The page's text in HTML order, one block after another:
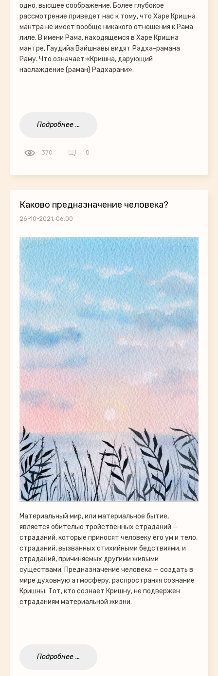
одно, высшее соображение. Более глубокое
рассмотрение приведет нас к тому, что Харе Кришна
мантра не имеет вообще никакого отношения к Рама
лиле. В имени Рама, находящемся в Харе Кришна
мантре, Гаудийа Вайшнавы видят Радха-рамана
Раму. Что означает:«Кришна, дарующий
наслаждение (раман) Радхарани».
Подробнее ...
370 0
Каково предназначение человека?
26-10-2021, 06:00
Материальный мир, или материальное бытие,
является обителью тройственных страданий —
страданий, которые приносят человеку его ум и тело,
страданий, вызванных стихийными бедствиями, и
страданий, причиняемых другими живыми
существами. Предназначение человека — создать в
мире духовную атмосферу, распространяя сознание
Кришны. Тот, кто сознает Кришну, не подвержен
страданиям материальной жизни.
Подробнее ...